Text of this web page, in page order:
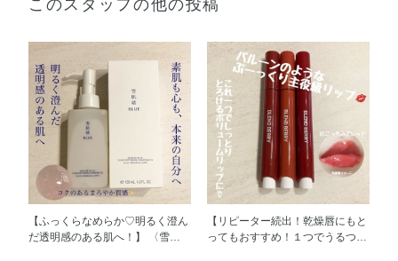
このスタッフの他の投稿
【ふっくらなめらか♡明るく澄ん
だ透明感のある肌へ！】 〈雪肌
【リピーター続出！乾燥唇にもと
ってもおすすめ！１つでうるつや